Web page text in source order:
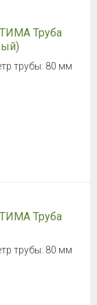
Труба
трубы: 80 мм
Труба
трубы: 80 мм